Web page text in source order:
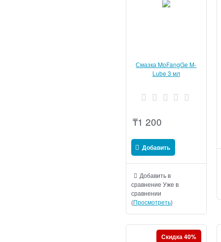
Смазка MoFangGe M-
Lube 3 мл
₸1 200
Добавить
Добавить в
сравнение Уже в
сравнении
(Просмотреть)
Скидка 40%